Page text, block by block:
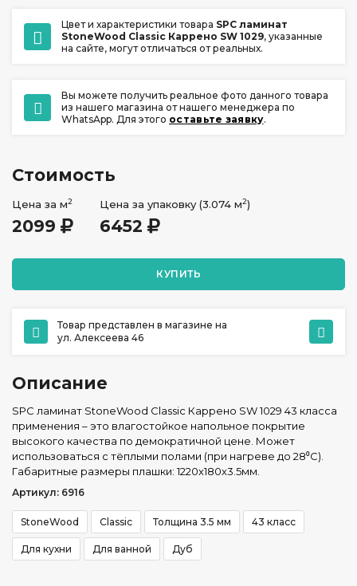
Цвет и характеристики товара SPC ламинат
StoneWood Classic Каррено SW 1029, указанные
на сайте, могут отличаться от реальных.
Вы можете получить реальное фото данного товара
из нашего магазина от нашего менеджера по
WhatsApp. Для этого оставьте заявку.
Стоимость
Цена за м2
2099
Цена за упаковку (3.074 м2)
6452
КУПИТЬ
Товар представлен в магазине на
ул. Алексеева 46
Описание
SPC ламинат StoneWood Classic Каррено SW 1029 43 класса
применения – это влагостойкое напольное покрытие
высокого качества по демократичной цене. Может
использоваться с тёплыми полами (при нагреве до 28⁰С).
Габаритные размеры плашки: 1220x180x3.5мм.
Артикул: 6916
StoneWood Classic Толщина 3.5 мм 43 класс
Для кухни Для ванной Дуб